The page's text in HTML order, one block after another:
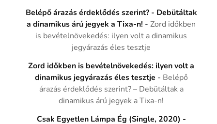
Belépő árazás érdeklődés szerint? - Debütáltak
a dinamikus árú jegyek a Tixa-n! -Zord időkben
is bevételnövekedés: ilyen volt a dinamikus
jegyárazás éles tesztje
Zord időkben is bevételnövekedés: ilyen volt a
dinamikus jegyárazás éles tesztje - Belépő
árazás érdeklődés szerint? – Debütáltak a
dinamikus árú jegyek a Tixa-n!
Csak Egyetlen Lámpa Ég (Single, 2020) -